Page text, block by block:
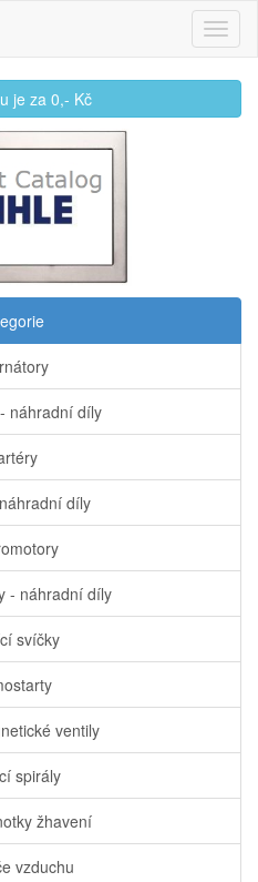
je za0,- Kč
náhradní díly
díly
- náhradní díly
svíčky
ventily
spirály
žhavení
vzduchu